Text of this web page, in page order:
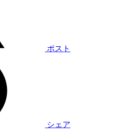
ポスト
シェア